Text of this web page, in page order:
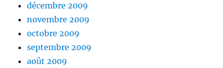
décembre 2009
novembre 2009
octobre 2009
septembre 2009
août 2009